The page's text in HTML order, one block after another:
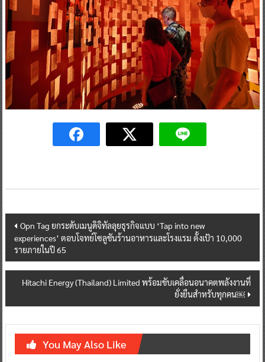
Post
navigation
Opn Tag ยกระดับเมนูดิจิทัลลุยธุรกิจแบบ ‘Tap into new
experiences’ ตอบโจทย์โซลูชันร้านอาหารและโรงแรม ตั้งเป้า 10,000
Hitachi Energy (Thailand) Limited พร้อมขับเคลื่อนอนาคตพลังงานที่